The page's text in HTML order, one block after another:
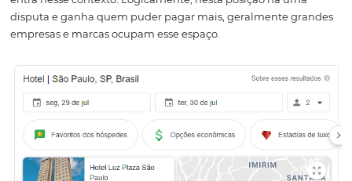
podemos encontrar o seguinte: